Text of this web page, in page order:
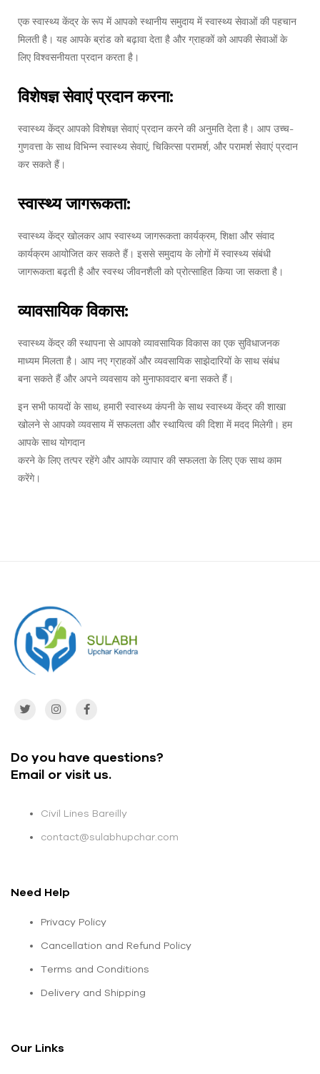
एक स्वास्थ्य केंद्र के रूप में आपको स्थानीय समुदाय में स्वास्थ्य सेवाओं की पहचान
मिलती है। यह आपके ब्रांड को बढ़ावा देता है और ग्राहकों को आपकी सेवाओं के
लिए विश्वसनीयता प्रदान करता है।
विशेषज्ञ सेवाएं प्रदान करना:
स्वास्थ्य केंद्र आपको विशेषज्ञ सेवाएं प्रदान करने की अनुमति देता है। आप उच्च-
गुणवत्ता के साथ विभिन्न स्वास्थ्य सेवाएं, चिकित्सा परामर्श, और परामर्श सेवाएं प्रदान
कर सकते हैं।
स्वास्थ्य जागरूकता:
स्वास्थ्य केंद्र खोलकर आप स्वास्थ्य जागरूकता कार्यक्रम, शिक्षा और संवाद
कार्यक्रम आयोजित कर सकते हैं। इससे समुदाय के लोगों में स्वास्थ्य संबंधी
जागरूकता बढ़ती है और स्वस्थ जीवनशैली को प्रोत्साहित किया जा सकता है।
व्यावसायिक विकास:
स्वास्थ्य केंद्र की स्थापना से आपको व्यावसायिक विकास का एक सुविधाजनक
माध्यम मिलता है। आप नए ग्राहकों और व्यवसायिक साझेदारियों के साथ संबंध
बना सकते हैं और अपने व्यवसाय को मुनाफावदार बना सकते हैं।
इन सभी फायदों के साथ, हमारी स्वास्थ्य कंपनी के साथ स्वास्थ्य केंद्र की शाखा
खोलने से आपको व्यवसाय में सफलता और स्थायित्व की दिशा में मदद मिलेगी। हम
आपके साथ योगदान
करने के लिए तत्पर रहेंगे और आपके व्यापार की सफलता के लिए एक साथ काम
करेंगे।
Need Help
Privacy Policy
Cancellation and Refund Policy
Terms and Conditions
Delivery and Shipping
Our Links
Do you have questions?
Email or visit us.
Civil Lines Bareilly
contact@sulabhupchar.com